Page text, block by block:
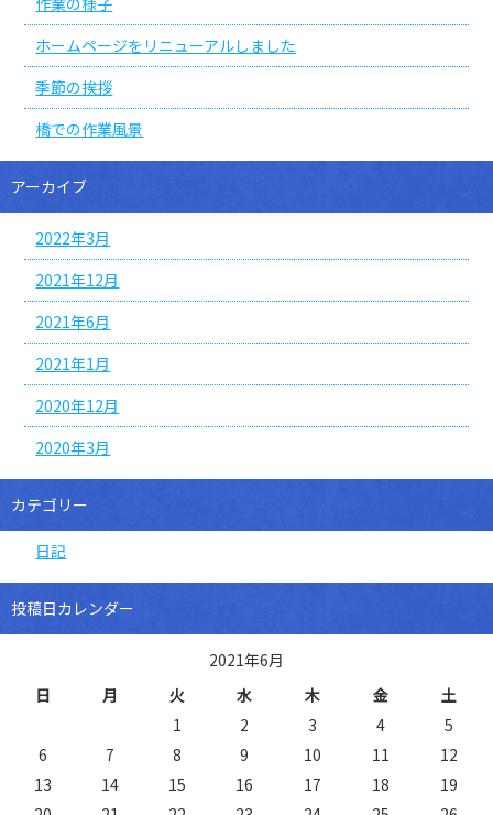
ホームページをリニューアルしました
季節の挨拶
橋での作業風景
アーカイブ
2022年3月
2021年12月
2021年6月
2021年1月
2020年12月
2020年3月
カテゴリー
日記
投稿日カレンダー
2021年6月
日
月 火 水 木 金
土
1
2 3 4
5
6
7 8 9 10 11
12
13
14 15 16 17 18
19